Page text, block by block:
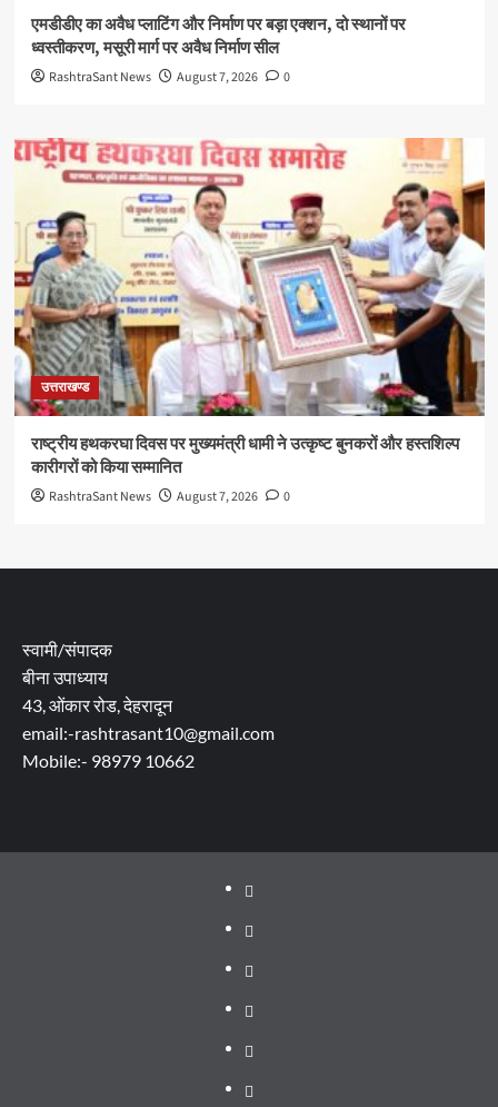
एमडीडीए का अवैध प्लाटिंग और निर्माण पर बड़ा एक्शन, दो स्थानों पर
ध्वस्तीकरण, मसूरी मार्ग पर अवैध निर्माण सील
RashtraSant News August 7, 2026 0
उत्तराखण्ड
राष्ट्रीय हथकरघा दिवस पर मुख्यमंत्री धामी ने उत्कृष्ट बुनकरों और हस्तशिल्प
कारीगरों को किया सम्मानित
RashtraSant News August 7, 2026 0
स्वामी/संपादक
बीना उपाध्याय
43, ओंकार रोड, देहरादून
email:-rashtrasant10@gmail.com
Mobile:- 98979 10662
About
WEB
SERIES
TO
Dehradun
Smart
City
Life
in
Dehradun
Places
to
सम्पर्क